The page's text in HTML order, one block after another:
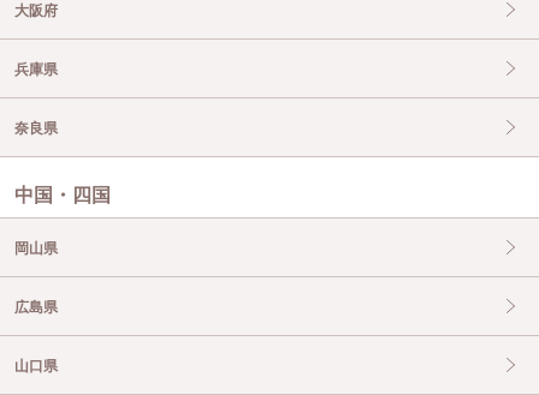
大阪府
兵庫県
奈良県
中国・四国
岡山県
広島県
山口県